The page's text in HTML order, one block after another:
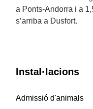
a Ponts-Andorra i a
s’arriba a Dusfort.
Instal·lacions
Admissió d'animals